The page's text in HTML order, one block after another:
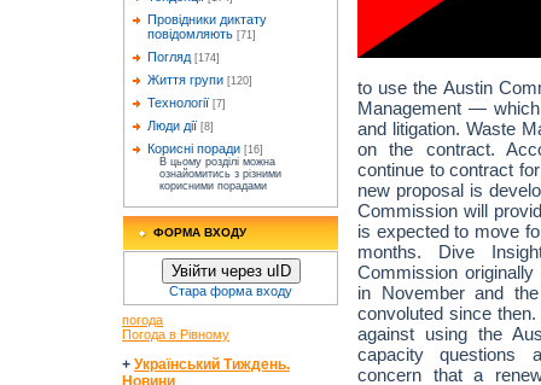
Провідники диктату
повідомляють [71]
Погляд [174]
Життя групи [120]
Технології [7]
Люди дії [8]
Корисні поради [16]
В цьому розділі можна
ознайомитись з різними
корисними порадами
ФОРМА ВХОДУ
Увійти через uID
Стара форма входу
погода
Погода в Рівному
+ Український Тиждень.
to use the Austin
Management —
and litigation. Waste
on the contract.
continue to contract
new proposal is
Commission will
is expected to move
months. Dive
Commission
in November and
convoluted since
against using the
capacity questions
concern that a